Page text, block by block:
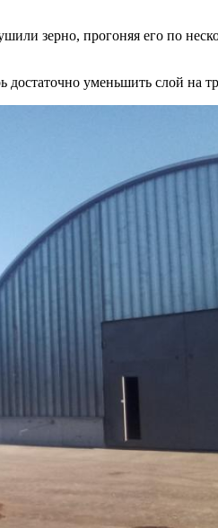
зерно, прогоняя его по
уменьшить слой на